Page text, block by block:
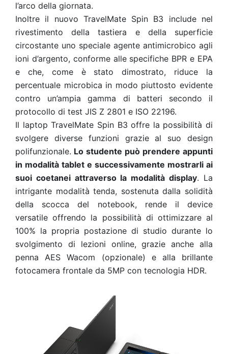
l’arco della giornata.
Inoltre il nuovo TravelMate Spin B3 include nel
rivestimento della tastiera e della superficie
circostante uno speciale agente antimicrobico agli
ioni d’argento, conforme alle specifiche BPR e EPA
e che, come è stato dimostrato, riduce la
percentuale microbica in modo piuttosto evidente
contro un’ampia gamma di batteri secondo il
protocollo di test JIS Z 2801 e ISO 22196.
Il laptop TravelMate Spin B3 offre la possibilità di
svolgere diverse funzioni grazie al suo design
polifunzionale. Lo studente può prendere appunti
in modalità tablet e successivamente mostrarli ai
suoi coetanei attraverso la modalità display. La
intrigante modalità tenda, sostenuta dalla solidità
della scocca del notebook, rende il device
versatile offrendo la possibilità di ottimizzare al
100% la propria postazione di studio durante lo
svolgimento di lezioni online, grazie anche alla
penna AES Wacom (opzionale) e alla brillante
fotocamera frontale da 5MP con tecnologia HDR.